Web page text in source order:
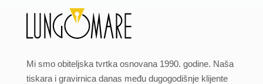
Mi smo obiteljska tvrtka osnovana 1990. godine. Naša
tiskara i gravirnica danas među dugogodišnje klijente